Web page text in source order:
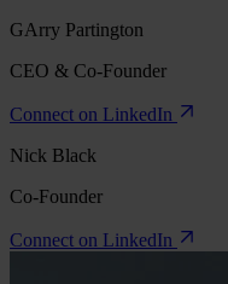
GArry Partington
CEO & Co-Founder
Connect on LinkedIn
Nick Black
Co-Founder
Connect on LinkedIn